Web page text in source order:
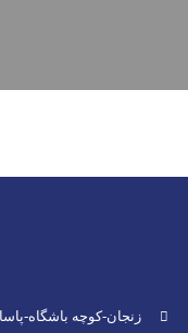
زنجان-کوچه باشگاه-